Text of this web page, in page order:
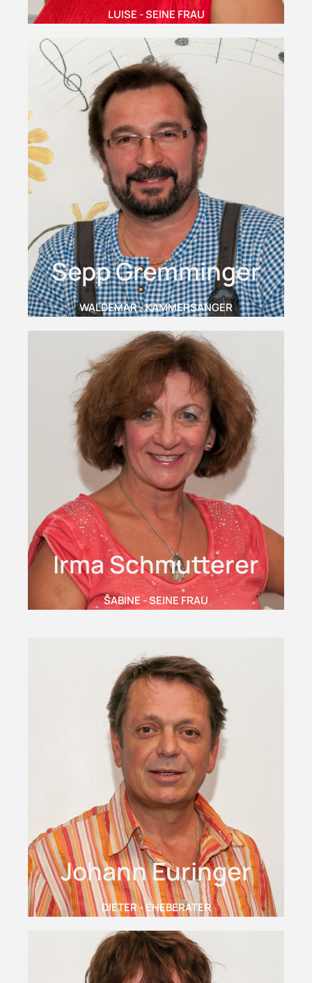
LUISE - SEINE FRAU
Sepp Gremminger
WALDEMAR - KAMMERSÄNGER
Irma Schmutterer
SABINE - SEINE FRAU
Johann Euringer
DIETER - EHEBERATER